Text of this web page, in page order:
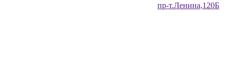
​пр-т.Ленина,120Б​